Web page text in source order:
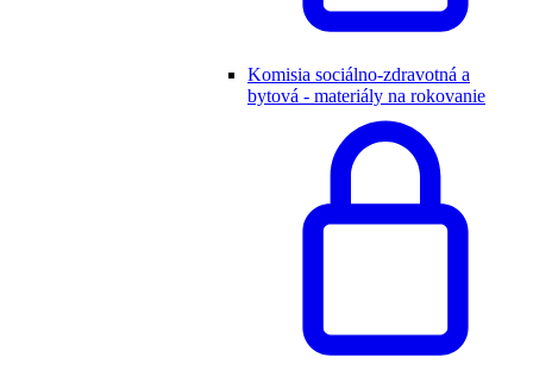
Komisia sociálno-zdravotná a
bytová - materiály na rokovanie